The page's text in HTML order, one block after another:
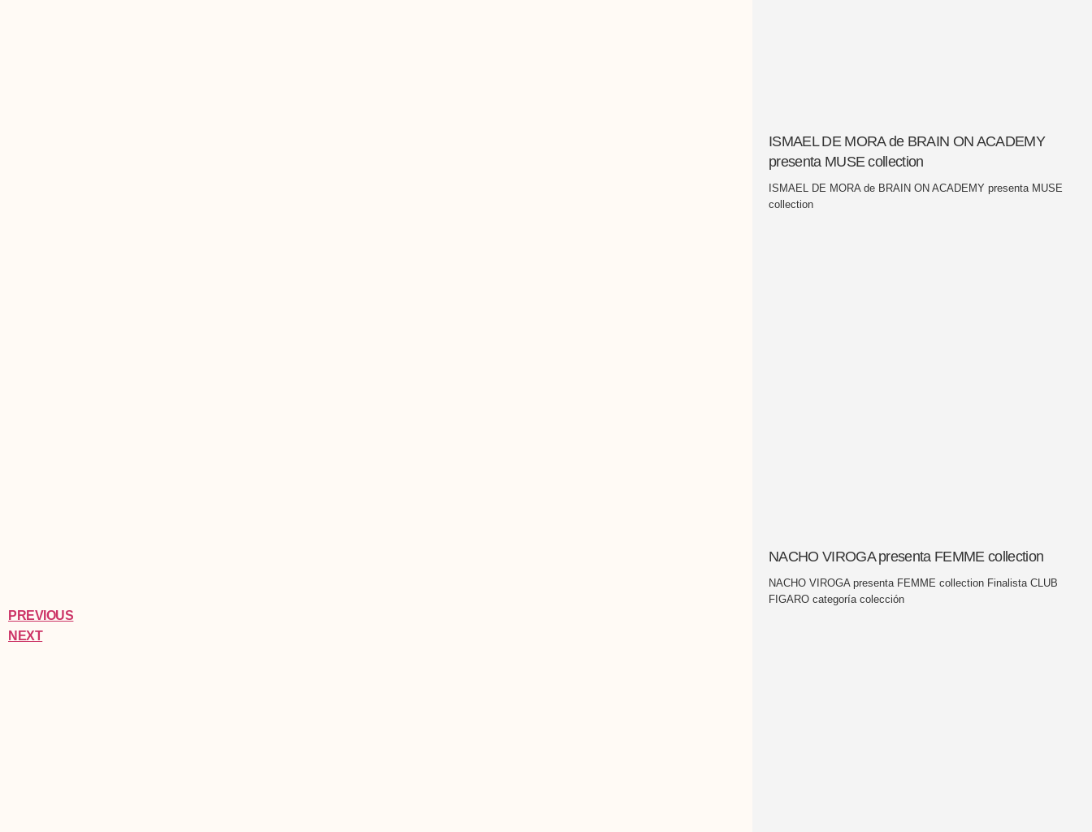
PREVIOUS
NEXT
ISMAEL DE MORA de BRAIN ON ACADEMY
presenta MUSE collection
ISMAEL DE MORA de BRAIN ON ACADEMY presenta MUSE
collection
NACHO VIROGA presenta FEMME collection
NACHO VIROGA presenta FEMME collection Finalista CLUB
FIGARO categoría colección